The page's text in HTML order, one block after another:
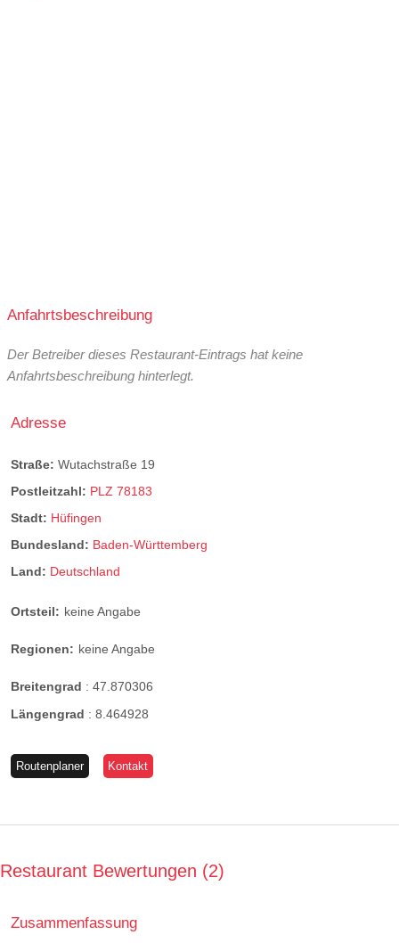
Anfahrtsbeschreibung
Der Betreiber dieses Restaurant-Eintrags hat keine
Anfahrtsbeschreibung hinterlegt.
Adresse
Straße: Wutachstraße 19
Postleitzahl: PLZ 78183
Stadt: Hüfingen
Bundesland: Baden-Württemberg
Land: Deutschland
Ortsteil: keine Angabe
Regionen: keine Angabe
Breitengrad : 47.870306
Längengrad : 8.464928
Routenplaner Kontakt
Restaurant Bewertungen 2
Zusammenfassung